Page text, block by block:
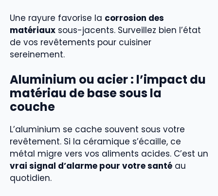
Une rayure favorise la corrosion des
matériaux sous-jacents. Surveillez bien l’état
de vos revêtements pour cuisiner
sereinement.
Aluminium ou acier : l’impact du
matériau de base sous la
couche
L’aluminium se cache souvent sous votre
revêtement. Si la céramique s’écaille, ce
métal migre vers vos aliments acides. C’est un
vrai signal d’alarme pour votre santé au
quotidien.